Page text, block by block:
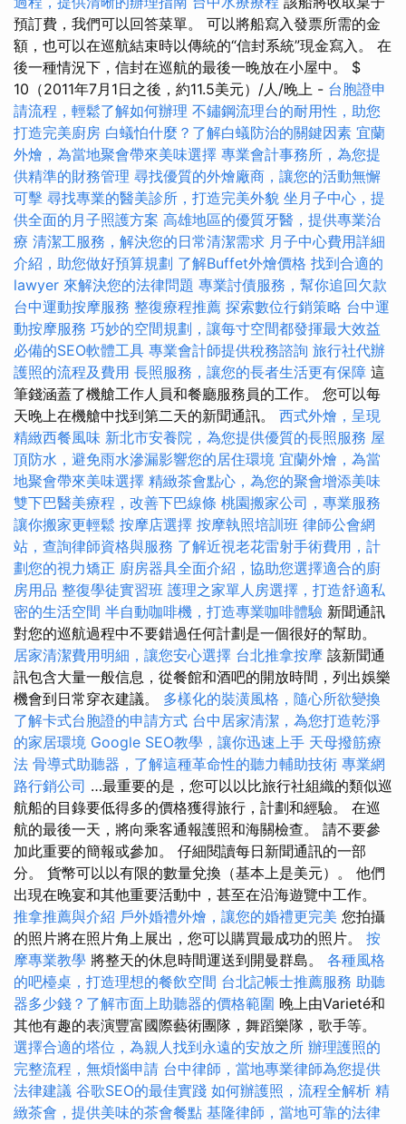
預訂費，我們可以回答菜單。 可以將船寫入發票所需的金
額，也可以在巡航結束時以傳統的“信封系統”現金寫入。 在
後一種情況下，信封在巡航的最後一晚放在小屋中。 $
10（2011年7月1日之後，約11.5美元）/人/晚上 - 台胞證申
請流程，輕鬆了解如何辦理 不鏽鋼流理台的耐用性，助您
打造完美廚房 白蟻怕什麼？了解白蟻防治的關鍵因素 宜蘭
外燴，為當地聚會帶來美味選擇 專業會計事務所，為您提
供精準的財務管理 尋找優質的外燴廠商，讓您的活動無懈
可擊 尋找專業的醫美診所，打造完美外貌 坐月子中心，提
供全面的月子照護方案 高雄地區的優質牙醫，提供專業治
療 清潔工服務，解決您的日常清潔需求 月子中心費用詳細
介紹，助您做好預算規劃 了解Buffet外燴價格 找到合適的
lawyer 來解決您的法律問題 專業討債服務，幫你追回欠款
台中運動按摩服務 整復療程推薦 探索數位行銷策略 台中運
動按摩服務 巧妙的空間規劃，讓每寸空間都發揮最大效益
必備的SEO軟體工具 專業會計師提供稅務諮詢 旅行社代辦
護照的流程及費用 長照服務，讓您的長者生活更有保障 這
筆錢涵蓋了機艙工作人員和餐廳服務員的工作。 您可以每
天晚上在機艙中找到第二天的新聞通訊。 西式外燴，呈現
精緻西餐風味 新北市安養院，為您提供優質的長照服務 屋
頂防水，避免雨水滲漏影響您的居住環境 宜蘭外燴，為當
地聚會帶來美味選擇 精緻茶會點心，為您的聚會增添美味
雙下巴醫美療程，改善下巴線條 桃園搬家公司，專業服務
讓你搬家更輕鬆 按摩店選擇 按摩執照培訓班 律師公會網
站，查詢律師資格與服務 了解近視老花雷射手術費用，計
劃您的視力矯正 廚房器具全面介紹，協助您選擇適合的廚
房用品 整復學徒實習班 護理之家單人房選擇，打造舒適私
密的生活空間 半自動咖啡機，打造專業咖啡體驗 新聞通訊
對您的巡航過程中不要錯過任何計劃是一個很好的幫助。
居家清潔費用明細，讓您安心選擇 台北推拿按摩 該新聞通
訊包含大量一般信息，從餐館和酒吧的開放時間，列出娛樂
機會到日常穿衣建議。 多樣化的裝潢風格，隨心所欲變換
了解卡式台胞證的申請方式 台中居家清潔，為您打造乾淨
的家居環境 Google SEO教學，讓你迅速上手 天母撥筋療
法 骨導式助聽器，了解這種革命性的聽力輔助技術 專業網
路行銷公司 …最重要的是，您可以以比旅行社組織的類似巡
航船的目錄要低得多的價格獲得旅行，計劃和經驗。 在巡
航的最後一天，將向乘客通報護照和海關檢查。 請不要參
加此重要的簡報或參加。 仔細閱讀每日新聞通訊的一部
分。 貨幣可以以有限的數量兌換（基本上是美元）。 他們
出現在晚宴和其他重要活動中，甚至在沿海遊覽中工作。
推拿推薦與介紹 戶外婚禮外燴，讓您的婚禮更完美 您拍攝
的照片將在照片角上展出，您可以購買最成功的照片。 按
摩專業教學 將整天的休息時間運送到開曼群島。 各種風格
的吧檯桌，打造理想的餐飲空間 台北記帳士推薦服務 助聽
器多少錢？了解市面上助聽器的價格範圍 晚上由Varieté和
其他有趣的表演豐富國際藝術團隊，舞蹈樂隊，歌手等。
選擇合適的塔位，為親人找到永遠的安放之所 辦理護照的
完整流程，無煩惱申請 台中律師，當地專業律師為您提供
法律建議 谷歌SEO的最佳實踐 如何辦護照，流程全解析 精
緻茶會，提供美味的茶會餐點 基隆律師，當地可靠的法律